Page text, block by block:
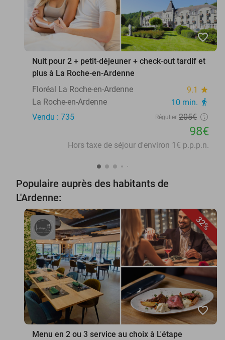
favorite_border
Nuit pour 2 + petit-déjeuner + check-out tardif et
plus à La Roche-en-Ardenne
Floréal La Roche-en-Ardenne
9.1 star
La Roche-en-Ardenne 10 min. directions_walk
Vendu : 735 Régulier 205€
98€
Hors taxe de séjour d'environ 1€ p.p.p.n.
Populaire auprès des habitants de
L'Ardenne:
32%
favorite_border
Menu en 2 ou 3 service au choix à L'étape